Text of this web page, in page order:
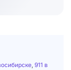
911 в